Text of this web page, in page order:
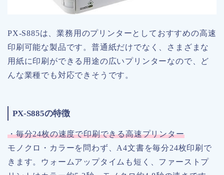
PX-S885は、業務用のプリンターとしておすすめの高速
印刷可能な製品です。普通紙だけでなく、さまざまな
用紙に印刷ができる用途の広いプリンターなので、ど
んな業種でも対応できそうです。
PX-S885の特徴
・毎分24枚の速度で印刷できる高速プリンター
モノクロ・カラーを問わず、A4文書を毎分24枚印刷で
きます。ウォームアップタイムも短く、ファーストプ